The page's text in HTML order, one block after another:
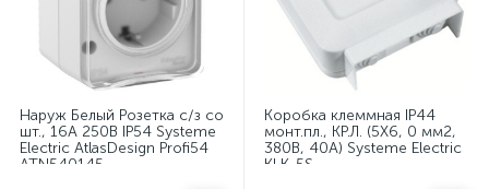
Наруж Белый Розетка с/з со
шт., 16А 250B IP54 Systeme
Electric AtlasDesign Profi54
ATN540145
Коробка клеммная IP44
монт.пл., КР.Л. (5Х6, 0 мм2,
380В, 40А) Systeme Electric
KLK-5S